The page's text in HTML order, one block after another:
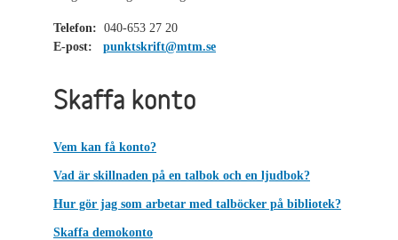
Telefon: 040-653 27 20
E-post:
punktskrift@mtm.se
Skaffa konto
Vem kan få konto?
Vad är skillnaden på en talbok och en ljudbok?
Hur gör jag som arbetar med talböcker på bibliotek?
Skaffa demokonto